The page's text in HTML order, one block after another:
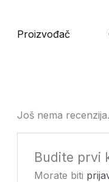
Proizvođač
Još nema recenzija.
Budite prvi
Morate biti